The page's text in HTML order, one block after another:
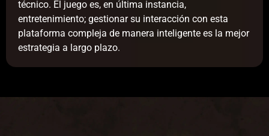
técnico. El juego es, en última instancia,
entretenimiento; gestionar su interacción con esta
plataforma compleja de manera inteligente es la mejor
estrategia a largo plazo.